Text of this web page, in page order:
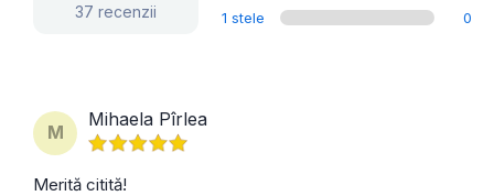
37 recenzii
1 stele
0
M
Mihaela Pîrlea
Merită citită!